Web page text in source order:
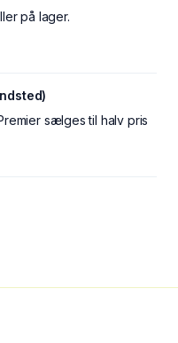
på lager.
sælges til halv pris